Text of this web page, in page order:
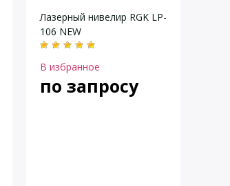
Лазерный нивелир RGK LP-
106 NEW
В избранное
по запросу